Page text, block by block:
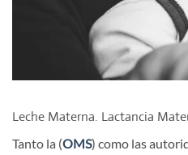
Leche Materna. Lactancia
Tanto la (OMS) como las